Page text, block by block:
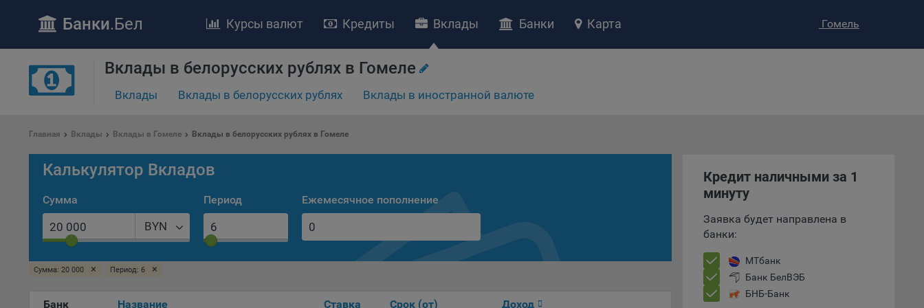
ПОЛОЖЕНИЕ «О политике обработки файлов cookie»
уделяет особое внимание защите персональных данных при их обработке и
ответственно подходит к соблюдению прав субъектов персональных данных.
персональных данных, предусмотренных статьей 17 Закона Республики
Беларусь от 7 мая 2021 г. № 99-З «О защите персональных данных» (далее –
«Закон»
файлы cookie, а также каким образом пользователи могут контролировать
Банки.Бел Гомель
Курсы валют Кредиты Вклады Банки Карта
Вклады в белорусских рублях в Гомеле
Вклады Вклады в белорусских рублях Вклады в иностранной валюте
Главная Вклады Вклады в Гомеле Вклады в белорусских рублях в Гомеле
Калькулятор Вкладов
Сумма
BYN
Период Ежемесячное пополнение
Сумма: 20 000 × Период: 6 ×
Банк Название Ставка Срок (от) Доход
Кредит наличными за 1
минуту
Заявка будет направлена в
банки:
МТбанк
Банк БелВЭБ
БНБ-Банк